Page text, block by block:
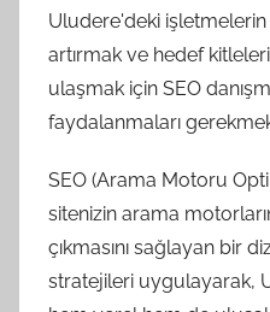
Uludere'deki işletmelerin
artırmak ve hedef
ulaşmak için SEO
faydalanmaları
SEO (Arama Motoru
sitenizin arama
çıkmasını sağlayan bir
stratejileri uygulayarak,